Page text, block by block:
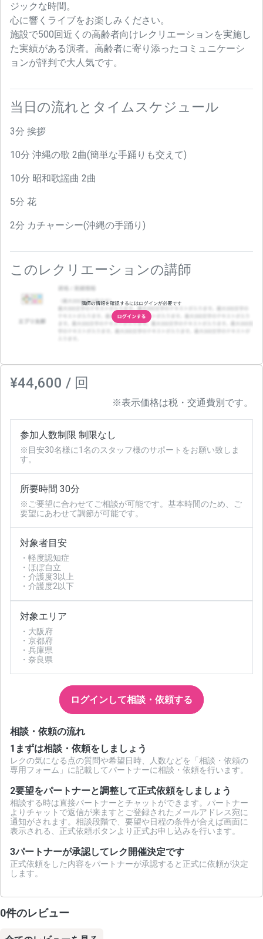
ジックな時間。
心に響くライブをお楽しみください。
施設で500回近くの高齢者向けレクリエーションを実施し
た実績がある演者。高齢者に寄り添ったコミュニケーシ
ョンが評判で大人気です。
当日の流れとタイムスケジュール
3分 挨拶
10分 沖縄の歌 2曲(簡単な手踊りも交えて)
10分 昭和歌謡曲 2曲
5分 花
2分 カチャーシー(沖縄の手踊り)
このレクリエーションの講師
¥44,600 / 回
※表示価格は税・交通費別です。
参加人数制限 制限なし
※目安30名様に1名のスタッフ様のサポートをお願い致しま
す。
所要時間 30分
※ご要望に合わせてご相談が可能です。基本時間のため、ご
要望にあわせて調節が可能です。
対象者目安
・軽度認知症
・ほぼ自立
・介護度3以上
・介護度2以下
対象エリア
・大阪府
・京都府
・兵庫県
・奈良県
ログインして相談・依頼する
相談・依頼の流れ
1 まずは相談・依頼をしましょう
レクの気になる点の質問や希望日時、人数などを「相談・依頼の
専用フォーム」に記載してパートナーに相談・依頼を行います。
2要望をパートナーと調整して正式依頼をしましょう
相談する時は直接パートナーとチャットができます。パートナー
よりチャットで返信が来ますとご登録されたメールアドレス宛に
通知がされます。相談段階で、要望や日程の条件が合えば画面に
表示される、正式依頼ボタンより正式お申し込みを行います。
3パートナーが承認してレク開催決定です
正式依頼をした内容をパートナーが承認すると正式に依頼が決定
します。
0件のレビュー